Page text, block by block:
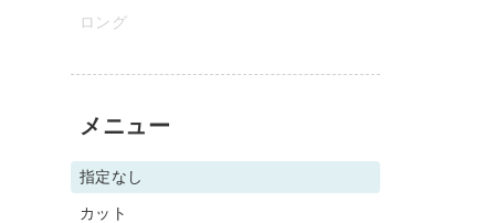
ロング
メニュー
指定なし
カット